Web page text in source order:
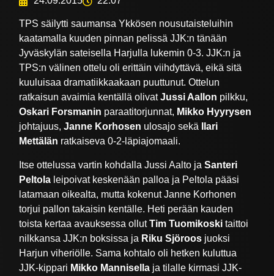
TPS säilytti saumansa Ykkösen nousutaisteluihin
kaatamalla kuuden pinnan pelissä JJK:n tänään
Jyväskylän sateisella Harjulla lukemin 0-3. JJK:n ja
TPS:n välinen ottelu oli erittäin viihdyttävä, eikä sitä
kuuluisaa dramatiikkaakaan puuttunut. Ottelun
ratkaisun avaimia kentällä olivatJussi Aallon pilkku,
Oskari Forsmanin paraatitorjunnat, Mikko Hyyrysen
johtajuus,Janne Korhosen ulosajo sekä
Ilari
Mettälän ratkaiseva 0-2-läpiajomaali.
Itse ottelussa vartin kohdalla Jussi Aalto jaSanteri
Peltola leipoivat keskenään palloa ja Peltola pääsi
latamaan oikealta, mutta kokenut Janne Korhonen
torjui pallon takaisin kentälle. Heti perään kauden
toista kertaa avauksessa ollutTim Tuomikoskitaittoi
nilkkansa JJK:n boksissa ja Riku Sjöroos juoksi
Harjun viheriölle. Sama kohtalo oli hetken kuluttua
JJK-kippari Mikko Mannisella ja tilalle kirmasi JJK-